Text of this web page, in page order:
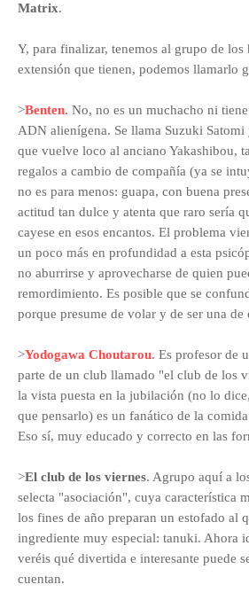
Matrix.
Y, para finalizar, tenemos al grupo de los
extensión que tienen, podemos llamarlo
>Benten. No, no es un muchacho ni
ADN alienígena. Se llama Suzuki
que vuelve loco al anciano Yakashibou,
regalos a cambio de compañía (ya se
no es para menos: guapa, con buena
actitud tan dulce y atenta que raro sería
cayese en esos encantos. El problema
un poco más en profundidad a esta
no aburrirse y aprovecharse de quien
remordimiento. Es posible que se
porque presume de volar y de ser una de
>Yodogawa Choutarou. Es profesor de
parte de un club llamado "el club de los
la vista puesta en la jubilación (no lo
que pensarlo) es un fanático de la
Eso sí, muy educado y correcto en las
>El club de los viernes. Agrupo aquí a
selecta "asociación", cuya característica
los fines de año preparan un estofado al
ingrediente muy especial: tanuki. Ahora
veréis qué divertida e interesante puede
cuentan.